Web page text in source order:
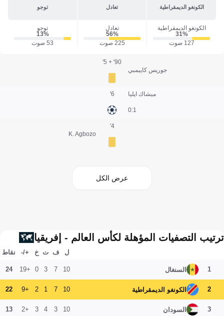
الكونغو الديمقراطية تعادل توجو
الكونغو الديمقراطية
31‎%‎
127 صوت
تعادل
56‎%‎
225 صوت
توجو
13‎%‎
53 صوت
جوريس كاييمبي
90' + 5'
ميشاك ايليا
1:0
6'
K. Agbozo
4'
عرض الكل
ترتيب التصفيات المؤهلة لكأس العالم - إفريقيا
ل ف ت خ +/- نقاط
1 السنغال 10
7
3
0
+19
24
2 الكونغو الديمقراطية 10
7
1
2
+9
22
3 السودان 10
3
4
3
+2
13